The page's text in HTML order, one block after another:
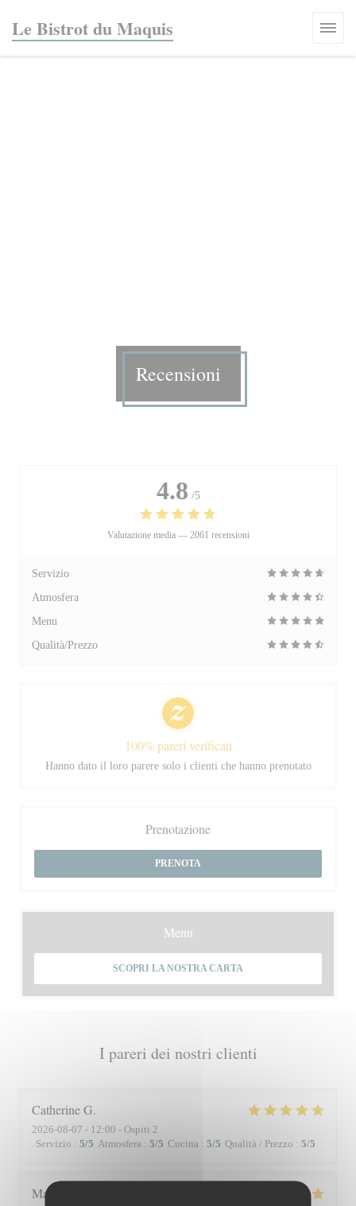
Le Bistrot du Maquis
Recensioni
I pareri dei nostri clienti
CatherineG
2026-08-07 - 12:00 - Ospiti 2
Servizio : 5/5 Atmosfera : 5/5 Cucina : 5/5 Qualità / Prezzo : 5/5
Matthieu
4.8 /5
Valutazione media — 2061 recensioni
Servizio
Atmosfera
Menu
Qualità/Prezzo
100% pareri verificati
Hanno dato il loro parere solo i clienti che hanno prenotato
Prenotazione
PRENOTA
Menu
SCOPRI LA NOSTRA CARTA